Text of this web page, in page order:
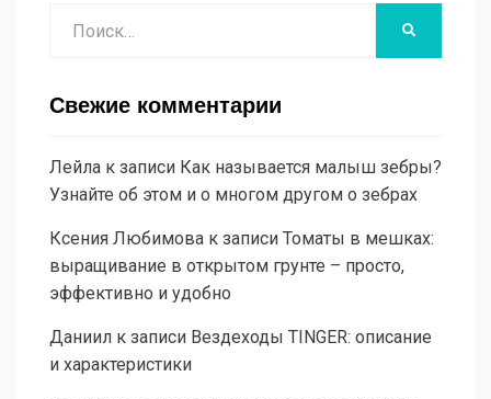
Свежие комментарии
Лейла к записи Как называется малыш зебры?
Узнайте об этом и о многом другом о зебрах
Ксения Любимова к записи Томаты в мешках:
выращивание в открытом грунте – просто,
эффективно и удобно
Даниил к записи Вездеходы TINGER: описание
и характеристики